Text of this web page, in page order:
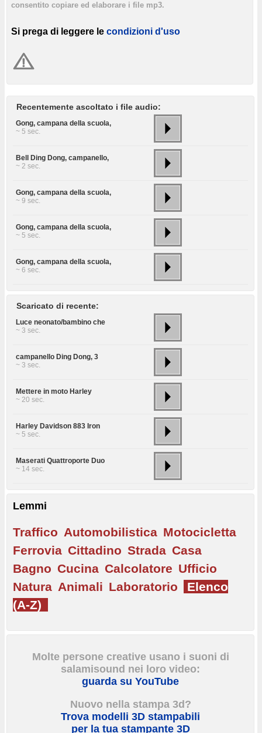
consentito copiare ed elaborare i file mp3.
Si prega di leggere le condizioni d'uso
Recentemente ascoltato i file audio:
Gong, campana della scuola,
~ 5 sec.
Bell Ding Dong, campanello,
~ 2 sec.
Gong, campana della scuola,
~ 9 sec.
Gong, campana della scuola,
~ 5 sec.
Gong, campana della scuola,
~ 6 sec.
Scaricato di recente:
Luce neonato/bambino che
~ 3 sec.
campanello Ding Dong, 3
~ 3 sec.
Mettere in moto Harley
~ 20 sec.
Harley Davidson 883 Iron
~ 5 sec.
Maserati Quattroporte Duo
~ 14 sec.
Lemmi
Traffico Automobilistica Motocicletta
Ferrovia Cittadino Strada Casa
Bagno Cucina Calcolatore Ufficio
Natura Animali Laboratorio
Elenco
(A-Z)
Molte persone creative usano i suoni di
salamisound nei loro video:
guarda su YouTube
Nuovo nella stampa 3d?
Trova modelli 3D stampabili
per la tua stampante 3D